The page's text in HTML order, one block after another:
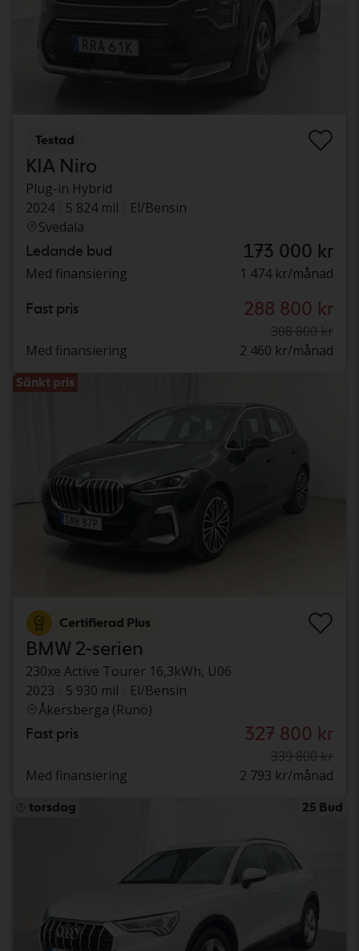
Testad
KIA Niro
Plug-in Hybrid
2024
5 824 mil
El/Bensin
Svedala
Ledande bud 173 000 kr
Med finansiering 1 474 kr/månad
Fast pris 288 800 kr
308 800 kr
Med finansiering
2 460 kr/månad
Sänkt pris
Certifierad Plus
BMW 2-serien
230xe Active Tourer 16,3kWh, U06
2023
5 930 mil
El/Bensin
Åkersberga (Runö)
Fast pris 327 800 kr
339 800 kr
Med finansiering
2 793 kr/månad
torsdag 25 Bud